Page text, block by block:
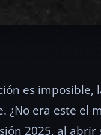
es imposible,
¿No era este el
2025, al